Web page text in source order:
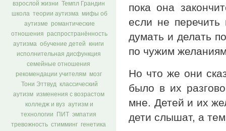
взрослой жизни
Темпл Грандин
школа теории аутизма
мифы об
аутизме
романтические
отношения
распространённость
аутизма обучение детей
книги
исполнительная дисфункция
семейные отношения
рекомендации учителям
мозг
Тони Эттвуд
классический
аутизм
изменения с возрастом
колледж и вуз аутизм и
технологии
ПИТ
эмпатия
тревожность стимминг генетика
пока она
если не
думать и делать
по чужим
Но что же они
было в их
мне. Детей и их
дети слышат, а